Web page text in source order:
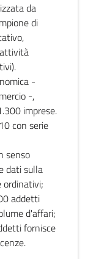
da
di
-
-,
imprese.
con serie
senso
dati sulla
ordinativi;
addetti
d'affari;
fornisce